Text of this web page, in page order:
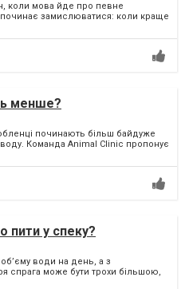
коли мова йде про певне
починає замислюватися: коли краще
менше?
починають більш байдуже
воду. Команда Animal Clinic пропонує
пити у спеку?
води на день, а з
спрага може бути трохи більшою,